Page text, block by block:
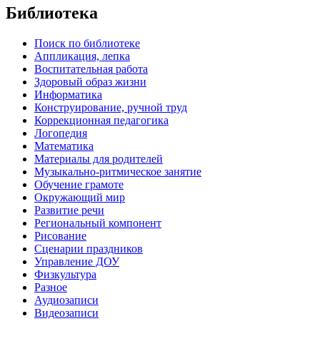
Библиотека
Поиск по библиотеке
Аппликация, лепка
Воспитательная работа
Здоровый образ жизни
Информатика
Конструирование, ручной труд
Коррекционная педагогика
Логопедия
Математика
Материалы для родителей
Музыкально-ритмическое занятие
Обучение грамоте
Окружающий мир
Развитие речи
Региональный компонент
Рисование
Сценарии праздников
Управление ДОУ
Физкультура
Разное
Аудиозаписи
Видеозаписи